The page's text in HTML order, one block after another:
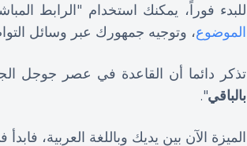
للبدء فوراً، يمكنك استخدام "الرابط
الموضوع، وتوجيه جمهورك عبر وسائل
تذكر دائما أن القاعدة في عصر جوجل
بالباقي".
الميزة الآن بين يديك وباللغة العربية،